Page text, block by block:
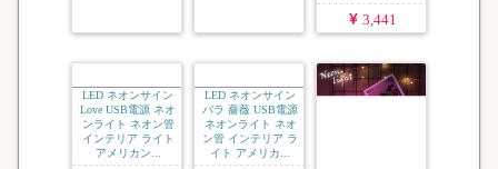
3,441